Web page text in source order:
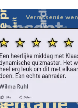
Verrassende
Spectaculaire
Verbluffende originaliteit